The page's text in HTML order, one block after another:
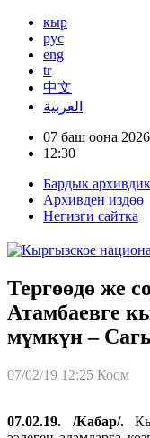
кыр
рус
eng
tr
中文
العربية
07 баш оона 2026
12:30
Бардык
Архивден издөө
Негизги сайтка
Тергөөдө же
Атамбаевге
мүмкүн –
07/02/19 12:25 Коом
07.02.19. /Кабар/.